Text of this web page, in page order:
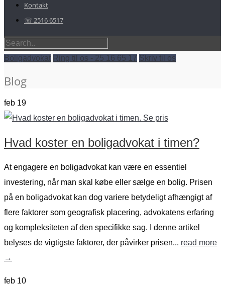
Kontakt
☏ 2516 6517
Boligadvokat Ring til os - 25 16 65 17 Skriv til os
Blog
feb 19
Hvad koster en boligadvokat i timen?
At engagere en boligadvokat kan være en essentiel
investering, når man skal købe eller sælge en bolig. Prisen
på en boligadvokat kan dog variere betydeligt afhængigt af
flere faktorer som geografisk placering, advokatens erfaring
og kompleksiteten af den specifikke sag. I denne artikel
belyses de vigtigste faktorer, der påvirker prisen... read more
→
feb 10